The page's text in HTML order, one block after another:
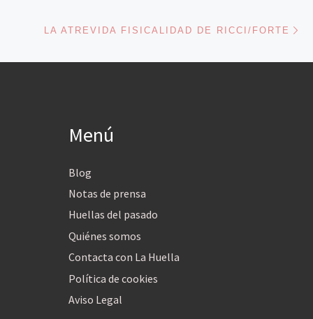
LA ATREVIDA FISICALIDAD DE RICCI/FORTE
Menú
Blog
Notas de prensa
Huellas del pasado
Quiénes somos
Contacta con La Huella
Política de cookies
Aviso Legal